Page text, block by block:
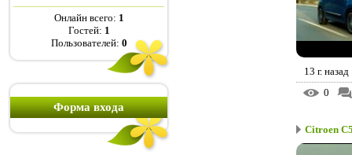
Онлайн всего: 1
Гостей: 1
Пользователей: 0
Форма входа
13 г. назад
0
Citroen